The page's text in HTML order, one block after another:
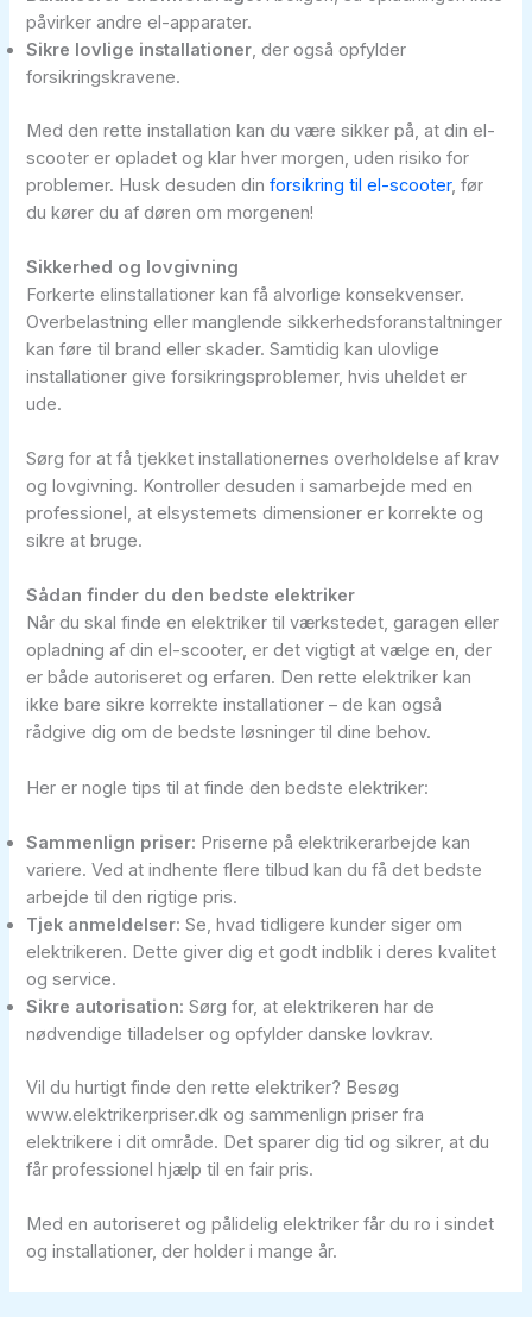
påvirker andre el-apparater.
Sikre lovlige installationer, der også opfylder
forsikringskravene.
Med den rette installation kan du være sikker på, at din el-
scooter er opladet og klar hver morgen, uden risiko for
problemer. Husk desuden dinforsikring til el-scooter, før
du kører du af døren om morgenen!
Sikkerhed og lovgivning
Forkerte elinstallationer kan få alvorlige konsekvenser.
Overbelastning eller manglende sikkerhedsforanstaltninger
kan føre til brand eller skader. Samtidig kan ulovlige
installationer give forsikringsproblemer, hvis uheldet er
ude.
Sørg for at få tjekket installationernes overholdelse af krav
og lovgivning. Kontroller desuden i samarbejde med en
professionel, at elsystemets dimensioner er korrekte og
sikre at bruge.
Sådan finder du den bedste elektriker
Når du skal finde en elektriker til værkstedet, garagen eller
opladning af din el-scooter, er det vigtigt at vælge en, der
er både autoriseret og erfaren. Den rette elektriker kan
ikke bare sikre korrekte installationer – de kan også
rådgive dig om de bedste løsninger til dine behov.
Her er nogle tips til at finde den bedste elektriker:
Sammenlign priser: Priserne på elektrikerarbejde kan
variere. Ved at indhente flere tilbud kan du få det bedste
arbejde til den rigtige pris.
Tjek anmeldelser: Se, hvad tidligere kunder siger om
elektrikeren. Dette giver dig et godt indblik i deres kvalitet
og service.
Sikre autorisation: Sørg for, at elektrikeren har de
nødvendige tilladelser og opfylder danske lovkrav.
Vil du hurtigt finde den rette elektriker? Besøg
www.elektrikerpriser.dk og sammenlign priser fra
elektrikere i dit område. Det sparer dig tid og sikrer, at du
får professionel hjælp til en fair pris.
Med en autoriseret og pålidelig elektriker får du ro i sindet
og installationer, der holder i mange år.